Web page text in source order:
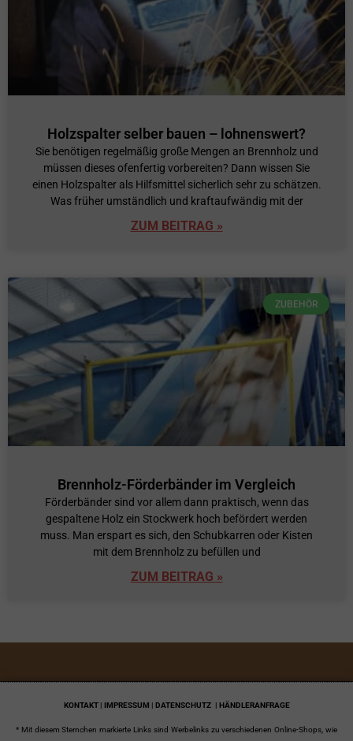
Holzspalter selber bauen – lohnenswert?
Sie benötigen regelmäßig große Mengen an Brennholz und
müssen dieses ofenfertig vorbereiten? Dann wissen Sie
einen Holzspalter als Hilfsmittel sicherlich sehr zu schätzen.
Was früher umständlich und kraftaufwändig mit der
ZUM BEITRAG »
ZUBEHÖR
Brennholz-Förderbänder im Vergleich
Förderbänder sind vor allem dann praktisch, wenn das
gespaltene Holz ein Stockwerk hoch befördert werden
muss. Man erspart es sich, den Schubkarren oder Kisten
mit dem Brennholz zu befüllen und
ZUM BEITRAG »
KONTAKT | IMPRESSUM | DATENSCHUTZ | HÄNDLERANFRAGE
* Mit diesem Sternchen markierte Links sind Werbelinks zu verschiedenen Online-Shops, wie